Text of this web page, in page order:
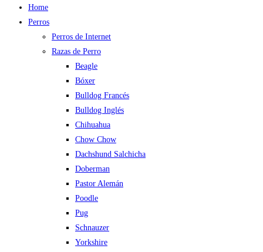
Home
Perros
Perros de Internet
Razas de Perro
Beagle
Bóxer
Bulldog Francés
Bulldog Inglés
Chihuahua
Chow Chow
Dachshund Salchicha
Doberman
Pastor Alemán
Poodle
Pug
Schnauzer
Yorkshire